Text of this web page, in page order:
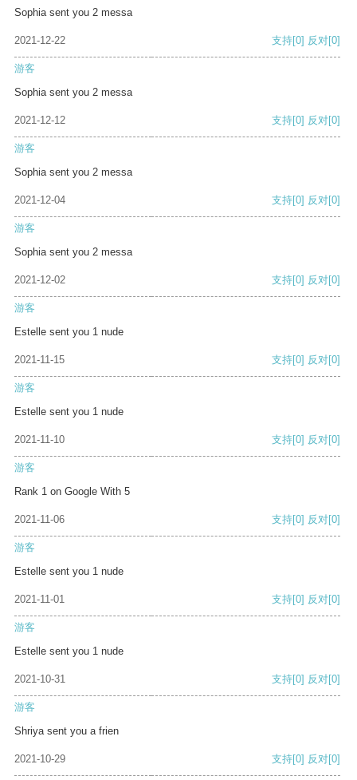
Sophia sent you 2 messa
2021-12-22 支持[0] 反对[0]
游客
Sophia sent you 2 messa
2021-12-12 支持[0] 反对[0]
游客
Sophia sent you 2 messa
2021-12-04 支持[0] 反对[0]
游客
Sophia sent you 2 messa
2021-12-02 支持[0] 反对[0]
游客
Estelle sent you 1 nude
2021-11-15 支持[0] 反对[0]
游客
Estelle sent you 1 nude
2021-11-10 支持[0] 反对[0]
游客
Rank 1 on Google With 5
2021-11-06 支持[0] 反对[0]
游客
Estelle sent you 1 nude
2021-11-01 支持[0] 反对[0]
游客
Estelle sent you 1 nude
2021-10-31 支持[0] 反对[0]
游客
Shriya sent you a frien
2021-10-29 支持[0] 反对[0]